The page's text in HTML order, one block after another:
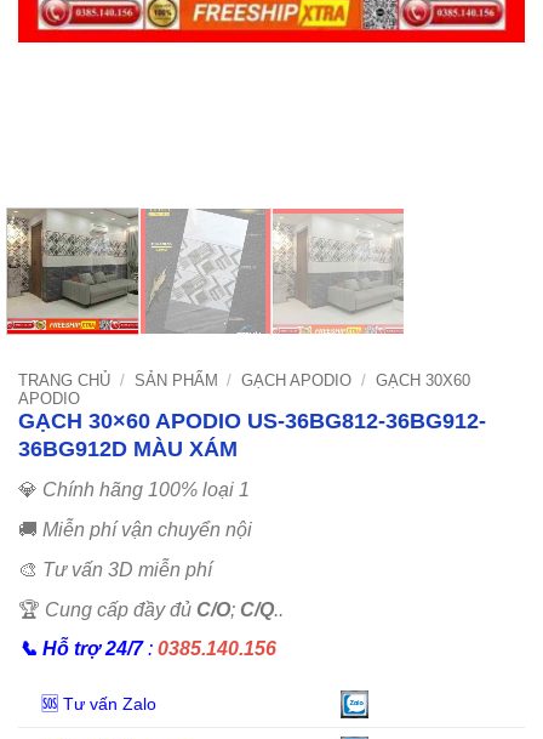
TRANG CHỦ / SẢN PHẨM / GẠCH APODIO / GẠCH 30X60
APODIO
GẠCH 30×60 APODIO US-36BG812-36BG912-
36BG912D MÀU XÁM
💎 Chính hãng 100% loại 1
🚚 Miễn phí vận chuyển nội
🎨 Tư vấn 3D miễn phí
🏆 Cung cấp đầy đủ C/O; C/Q..
📞 Hỗ trợ 24/7: 0385.140.156
🆘 Tư vấn Zalo